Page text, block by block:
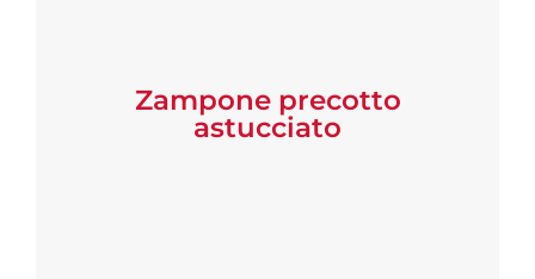
Zampone precotto
astucciato